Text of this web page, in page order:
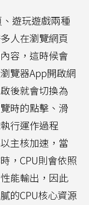
遊玩遊戲兩種
人在瀏覽網頁
容，這時候會
覽器App開啟網
後就會切換為
時的點擊、滑
行運作過程
主核加速，當
，CPU則會依照
能輸出，因此
的CPU核心資源